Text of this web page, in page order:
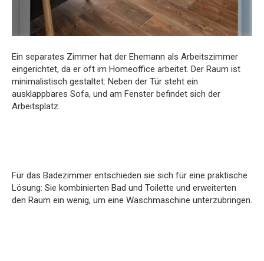
Ein separates Zimmer hat der Ehemann als Arbeitszimmer
eingerichtet, da er oft im Homeoffice arbeitet. Der Raum ist
minimalistisch gestaltet: Neben der Tür steht ein
ausklappbares Sofa, und am Fenster befindet sich der
Arbeitsplatz.
Für das Badezimmer entschieden sie sich für eine praktische
Lösung: Sie kombinierten Bad und Toilette und erweiterten
den Raum ein wenig, um eine Waschmaschine unterzubringen.